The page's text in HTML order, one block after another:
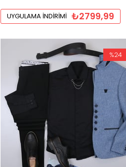
UYGULAMA İNDIRIMI ₺2799,99
%24